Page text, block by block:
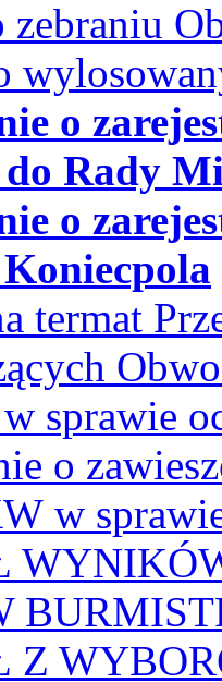
zebraniu
o
Rady
o
termat
w sprawie
o
w
Z